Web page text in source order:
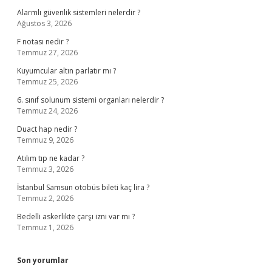
Alarmlı güvenlik sistemleri nelerdir ?
Ağustos 3, 2026
F notası nedir ?
Temmuz 27, 2026
Kuyumcular altın parlatır mı ?
Temmuz 25, 2026
6. sınıf solunum sistemi organları nelerdir ?
Temmuz 24, 2026
Duact hap nedir ?
Temmuz 9, 2026
Atılım tıp ne kadar ?
Temmuz 3, 2026
İstanbul Samsun otobüs bileti kaç lira ?
Temmuz 2, 2026
Bedelli askerlikte çarşı izni var mı ?
Temmuz 1, 2026
Son yorumlar